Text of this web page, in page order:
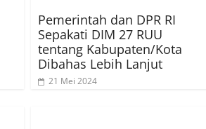
Pemerintah dan DPR RI
Sepakati DIM 27 RUU
tentang Kabupaten/Kota
Dibahas Lebih Lanjut
21 Mei 2024